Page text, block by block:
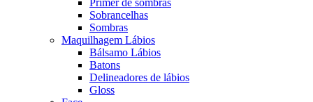
Primer de sombras
Sobrancelhas
Sombras
Maquilhagem Lábios
Bálsamo Lábios
Batons
Delineadores de lábios
Gloss